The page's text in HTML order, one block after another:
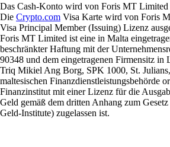
Das Cash-Konto wird von Foris MT Limited
Die Crypto.com Visa Karte wird von Foris
Visa Principal Member (Issuing) Lizenz
Foris MT Limited ist eine in Malta
beschränkter Haftung mit der
90348 und dem eingetragenen Firmensitz in
Triq Mikiel Ang Borg, SPK 1000, St.
maltesischen Finanzdienstleistungsbehörde
Finanzinstitut mit einer Lizenz für die
Geld gemäß dem dritten Anhang zum
Geld-Institute) zugelassen ist.